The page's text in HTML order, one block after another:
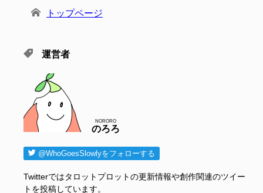
トップページ
運営者
のろろ
NORORO
@WhoGoesSlowlyをフォローする
Twitterではタロットプロットの更新情報や創作関連のツイー
トを投稿しています。